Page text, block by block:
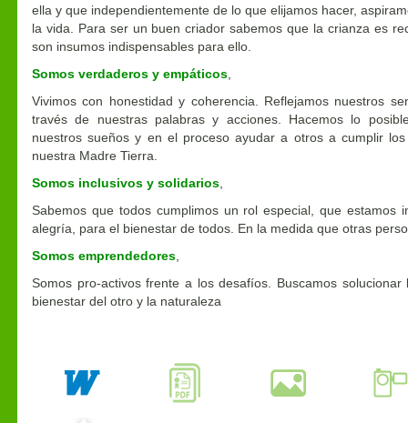
ella y que independientemente de lo que elijamos hacer,
la vida. Para ser un buen criador sabemos que la crianza es
son insumos indispensables para ello.
Somos verdaderos y empáticos
Vivimos con honestidad y coherencia. Reflejamos nuestros
través de nuestras palabras y acciones. Hacemos lo
nuestros sueños y en el proceso ayudar a otros a cumplir
nuestra Madre Tierra.
Somos inclusivos y solidarios
Sabemos que todos cumplimos un rol especial, que estamos
alegría, para el bienestar de todos. En la medida que otras
Somos emprendedores
Somos pro-activos frente a los desafíos. Buscamos
bienestar del otro y la naturaleza